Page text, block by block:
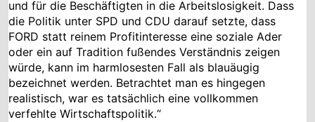
und für die Beschäftigten in die Arbeitslosigkeit. Dass
die Politik unter SPD und CDU darauf setzte, dass
FORD statt reinem Profitinteresse eine soziale Ader
oder ein auf Tradition fußendes Verständnis zeigen
würde, kann im harmlosesten Fall als blauäugig
bezeichnet werden. Betrachtet man es hingegen
realistisch, war es tatsächlich eine vollkommen
verfehlte Wirtschaftspolitik.“